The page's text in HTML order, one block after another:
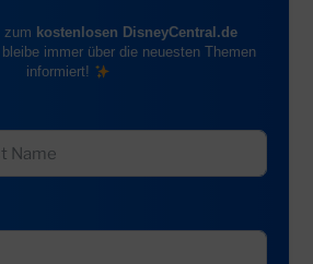
zum kostenlosen DisneyCentral.de
immer über die neuesten Themen
informiert!